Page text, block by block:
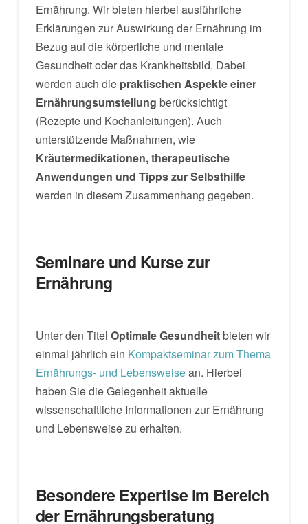
Ernährung. Wir bieten hierbei ausführliche
Erklärungen zur Auswirkung der Ernährung im
Bezug auf die körperliche und mentale
Gesundheit oder das Krankheitsbild. Dabei
werden auch die praktischen Aspekte einer
Ernährungsumstellung berücksichtigt
(Rezepte und Kochanleitungen). Auch
unterstützende Maßnahmen, wie
Kräutermedikationen, therapeutische
Anwendungen und Tipps zur Selbsthilfe
werden in diesem Zusammenhang gegeben.
Seminare und Kurse zur
Ernährung
Unter den Titel Optimale Gesundheitbieten wir
einmal jährlich ein Kompaktseminar zum Thema
Ernährungs- und Lebensweisean. Hierbei
haben Sie die Gelegenheit aktuelle
wissenschaftliche Informationen zur Ernährung
und Lebensweise zu erhalten.
Besondere Expertise im Bereich
der Ernährungsberatung